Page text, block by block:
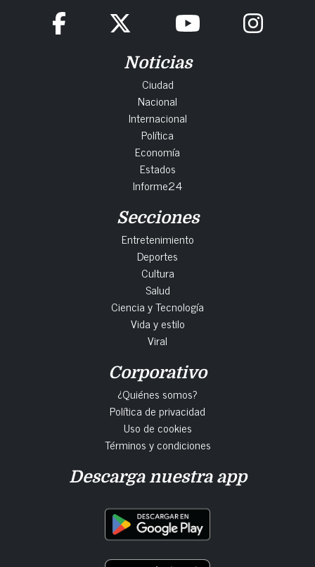
Noticias
Ciudad
Nacional
Internacional
Política
Economía
Estados
Informe24
Secciones
Entretenimiento
Deportes
Cultura
Salud
Ciencia y Tecnología
Vida y estilo
Viral
Corporativo
¿Quiénes somos?
Política de privacidad
Uso de cookies
Términos y condiciones
Descarga nuestra app